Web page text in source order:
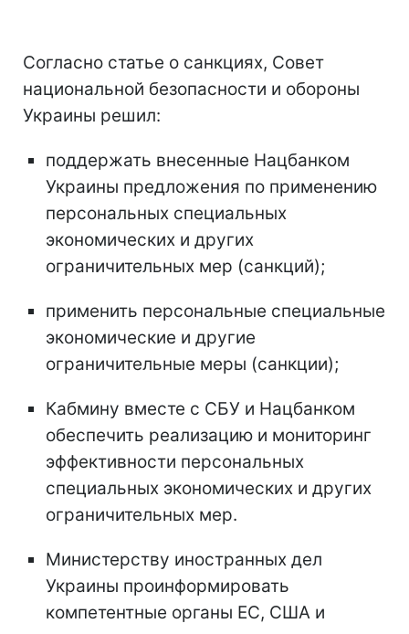
Согласно статье о санкциях, Совет
национальной безопасности и обороны
Украины решил:
поддержать внесенные Нацбанком
Украины предложения по применению
персональных специальных
экономических и других
ограничительных мер (санкций);
применить персональные специальные
экономические и другие
ограничительные меры (санкции);
Кабмину вместе с СБУ и Нацбанком
обеспечить реализацию и мониторинг
эффективности персональных
специальных экономических и других
ограничительных мер.
Министерству иностранных дел
Украины проинформировать
компетентные органы ЕС, США и